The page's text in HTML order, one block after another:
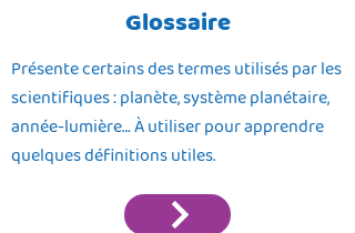
Glossaire
Présente certains des termes utilisés par les
scientifiques : planète, système planétaire,
année-lumière… À utiliser pour apprendre
quelques définitions utiles.